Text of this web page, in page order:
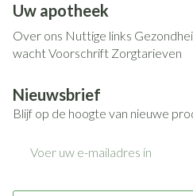
Uw apotheek
Over ons Nuttige links
wachtVoorschrift Zorgtarieven
Nieuwsbrief
Blijf op de hoogte van nieuwe